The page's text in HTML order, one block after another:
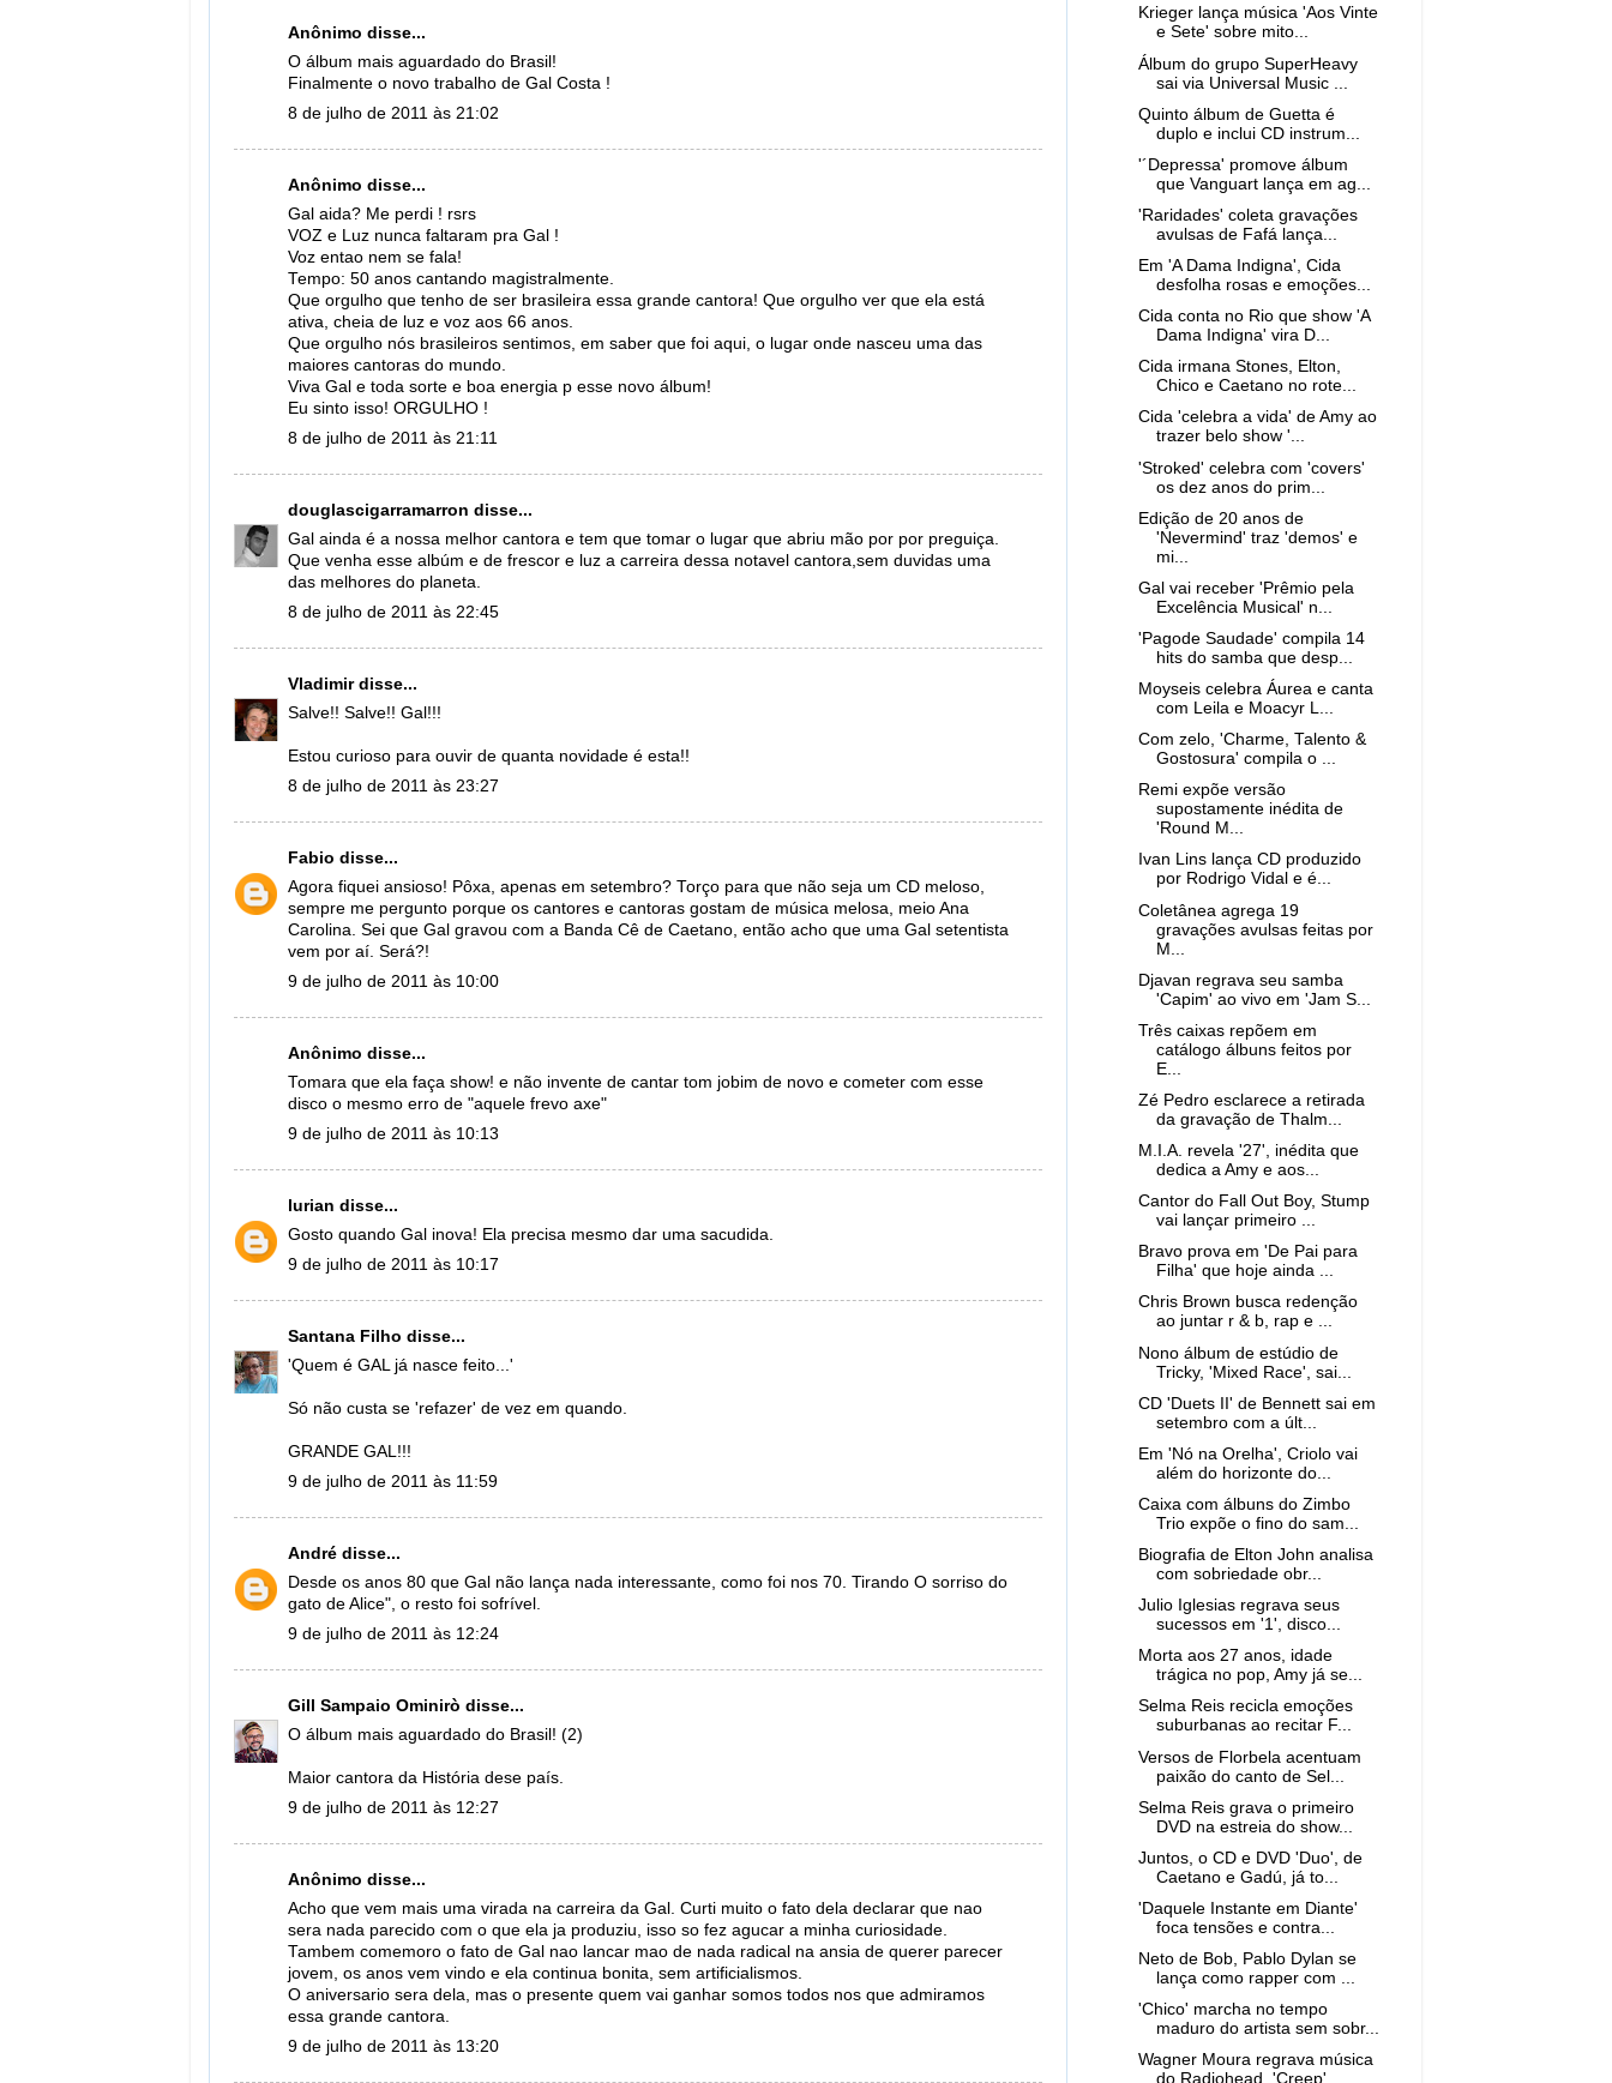
Anônimo disse...
O álbum mais aguardado do Brasil!
Finalmente o novo trabalho de Gal Costa !
8 de julho de 2011 às 21:02
Anônimo disse...
Gal aida? Me perdi ! rsrs
VOZ e Luz nunca faltaram pra Gal !
Voz entao nem se fala!
Tempo: 50 anos cantando magistralmente.
Que orgulho que tenho de ser brasileira essa grande cantora! Que orgulho ver que ela está
ativa, cheia de luz e voz aos 66 anos.
Que orgulho nós brasileiros sentimos, em saber que foi aqui, o lugar onde nasceu uma das
maiores cantoras do mundo.
Viva Gal e toda sorte e boa energia p esse novo álbum!
Eu sinto isso! ORGULHO !
8 de julho de 2011 às 21:11
douglascigarramarron disse...
Gal ainda é a nossa melhor cantora e tem que tomar o lugar que abriu mão por por preguiça.
Que venha esse albúm e de frescor e luz a carreira dessa notavel cantora,sem duvidas uma
das melhores do planeta.
8 de julho de 2011 às 22:45
Vladimirdisse...
Salve!! Salve!! Gal!!!
Estou curioso para ouvir de quanta novidade é esta!!
8 de julho de 2011 às 23:27
Fabio disse...
Agora fiquei ansioso! Pôxa, apenas em setembro? Torço para que não seja um CD meloso,
sempre me pergunto porque os cantores e cantoras gostam de música melosa, meio Ana
Carolina. Sei que Gal gravou com a Banda Cê de Caetano, então acho que uma Gal setentista
vem por aí. Será?!
9 de julho de 2011 às 10:00
Anônimo disse...
Tomara que ela faça show! e não invente de cantar tom jobim de novo e cometer com esse
disco o mesmo erro de "aquele frevo axe"
9 de julho de 2011 às 10:13
lurian disse...
Gosto quando Gal inova! Ela precisa mesmo dar uma sacudida.
9 de julho de 2011 às 10:17
Santana Filho disse...
'Quem é GAL já nasce feito...'
Só não custa se 'refazer' de vez em quando.
GRANDE GAL!!!
9 de julho de 2011 às 11:59
André disse...
Desde os anos 80 que Gal não lança nada interessante, como foi nos 70. Tirando O sorriso do
gato de Alice", o resto foi sofrível.
9 de julho de 2011 às 12:24
Gill Sampaio Ominirò disse...
O álbum mais aguardado do Brasil! (2)
Maior cantora da História dese país.
9 de julho de 2011 às 12:27
Anônimo disse...
Acho que vem mais uma virada na carreira da Gal. Curti muito o fato dela declarar que nao
sera nada parecido com o que ela ja produziu, isso so fez agucar a minha curiosidade.
Tambem comemoro o fato de Gal nao lancar mao de nada radical na ansia de querer parecer
jovem, os anos vem vindo e ela continua bonita, sem artificialismos.
O aniversario sera dela, mas o presente quem vai ganhar somos todos nos que admiramos
essa grande cantora.
9 de julho de 2011 às 13:20
Krieger lança música 'Aos Vinte
e Sete' sobre mito...
Álbum do grupo SuperHeavy
sai via Universal Music ...
Quinto álbum de Guetta é
duplo e inclui CD instrum...
'´Depressa' promove álbum
que Vanguart lança em ag...
'Raridades' coleta gravações
avulsas de Fafá lança...
Em 'A Dama Indigna', Cida
desfolha rosas e emoções...
Cida conta no Rio que show 'A
Dama Indigna' vira D...
Cida irmana Stones, Elton,
Chico e Caetano no rote...
Cida 'celebra a vida' de Amy ao
trazer belo show '...
'Stroked' celebra com 'covers'
os dez anos do prim...
Edição de 20 anos de
'Nevermind' traz 'demos' e
mi...
Gal vai receber 'Prêmio pela
Excelência Musical' n...
'Pagode Saudade' compila 14
hits do samba que desp...
Moyseis celebra Áurea e canta
com Leila e Moacyr L...
Com zelo, 'Charme, Talento &
Gostosura' compila o ...
Remi expõe versão
supostamente inédita de
'Round M...
Ivan Lins lança CD produzido
por Rodrigo Vidal e é...
Coletânea agrega 19
gravações avulsas feitas por
M...
Djavan regrava seu samba
'Capim' ao vivo em 'Jam S...
Três caixas repõem em
catálogo álbuns feitos por
E...
Zé Pedro esclarece a retirada
da gravação de Thalm...
M.I.A. revela '27', inédita que
dedica a Amy e aos...
Cantor do Fall Out Boy, Stump
vai lançar primeiro ...
Bravo prova em 'De Pai para
Filha' que hoje ainda ...
Chris Brown busca redenção
ao juntar r & b, rap e ...
Nono álbum de estúdio de
Tricky, 'Mixed Race', sai...
CD 'Duets II' de Bennett sai em
setembro com a últ...
Em 'Nó na Orelha', Criolo vai
além do horizonte do...
Caixa com álbuns do Zimbo
Trio expõe o fino do sam...
Biografia de Elton John analisa
com sobriedade obr...
Julio Iglesias regrava seus
sucessos em '1', disco...
Morta aos 27 anos, idade
trágica no pop, Amy já se...
Selma Reis recicla emoções
suburbanas ao recitar F...
Versos de Florbela acentuam
paixão do canto de Sel...
Selma Reis grava o primeiro
DVD na estreia do show...
Juntos, o CD e DVD 'Duo', de
Caetano e Gadú, já to...
'Daquele Instante em Diante'
foca tensões e contra...
Neto de Bob, Pablo Dylan se
lança como rapper com ...
'Chico' marcha no tempo
maduro do artista sem sobr...
Wagner Moura regrava música
do Radiohead, 'Creep',...